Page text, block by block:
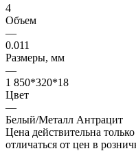
4
Объем
—
0.011
Размеры, мм
—
1 850*320*18
Цвет
—
Белый/Металл Антрацит
Цена действительна
отличаться от цен в